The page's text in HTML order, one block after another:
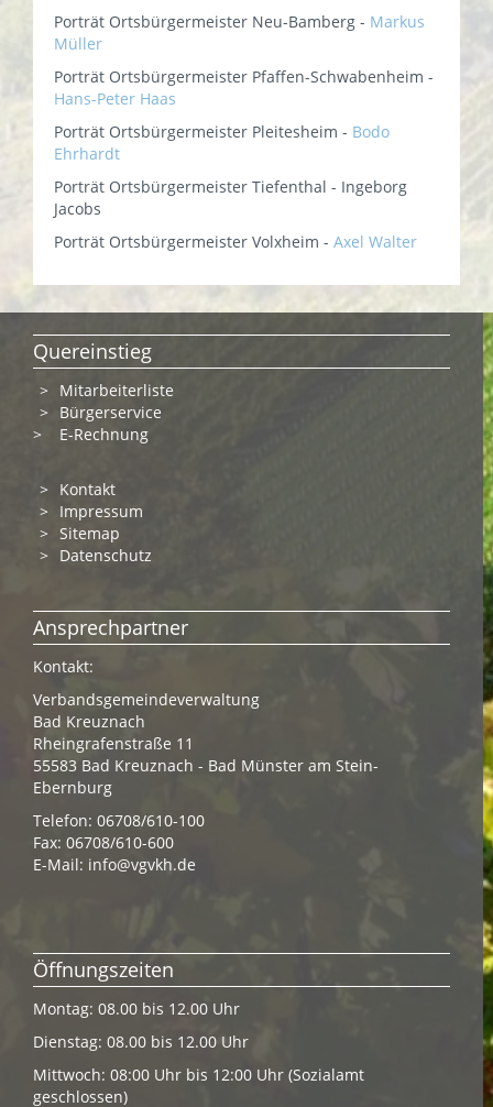
Porträt Ortsbürgermeister Neu-Bamberg - Markus
Müller
Porträt Ortsbürgermeister Pfaffen-Schwabenheim -
Hans-Peter Haas
Porträt Ortsbürgermeister Pleitesheim - Bodo
Ehrhardt
Porträt Ortsbürgermeister Tiefenthal - Ingeborg
Jacobs
Porträt Ortsbürgermeister Volxheim - Axel Walter
Quereinstieg
Mitarbeiterliste
Bürgerservice
> E-Rechnung
Kontakt
Impressum
Sitemap
Datenschutz
Ansprechpartner
Kontakt:
Verbandsgemeindeverwaltung
Bad Kreuznach
Rheingrafenstraße 11
55583 Bad Kreuznach - Bad Münster am Stein-
Ebernburg
Telefon: 06708/610-100
Fax: 06708/610-600
E-Mail: info@vgvkh.de
Öffnungszeiten
Montag: 08.00 bis 12.00 Uhr
Dienstag: 08.00 bis 12.00 Uhr
Mittwoch: 08:00 Uhr bis 12:00 Uhr (Sozialamt
geschlossen)